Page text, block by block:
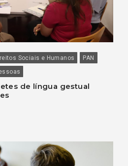
Sociais e Humanos
PAN
de língua gestual